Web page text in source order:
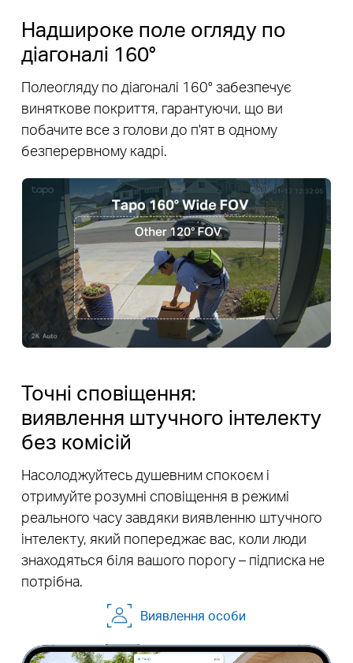
Надшироке поле огляду по
діагоналі 160°
Полеогляду по діагоналі 160° забезпечує
виняткове покриття, гарантуючи, що ви
побачите все з голови до п'ят в одному
безперервному кадрі.
Точні сповіщення:
виявлення штучного інтелекту
без комісій
Насолоджуйтесь душевним спокоєм і
отримуйте розумні сповіщення в режимі
реального часу завдяки виявленню штучного
інтелекту, який попереджає вас, коли люди
знаходяться біля вашого порогу – підписка не
потрібна.
Виявлення особи